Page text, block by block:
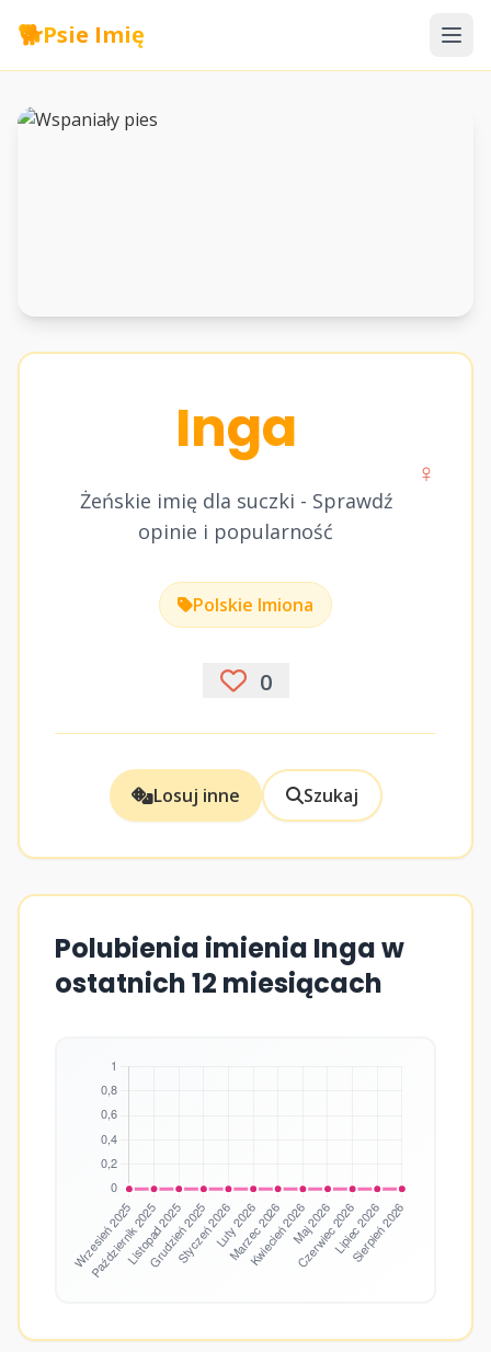
🐕Psie Imię
Inga
Żeńskie imię dla suczki - Sprawdź
opinie i popularność
♀
Polskie Imiona
0
Losuj inne Szukaj
Polubienia imienia Inga w
ostatnich 12 miesiącach